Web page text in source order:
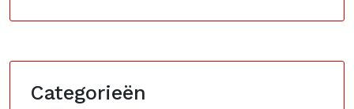
Categorieën